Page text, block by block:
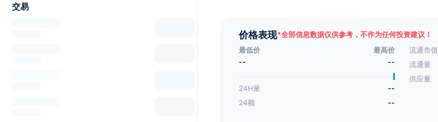
价格表现*全部信息数据仅供参考，不作为任何投资建议！
最低价
最高价
--
--
24H量
--
24额
--
流通市值
流通量
供应量
交易